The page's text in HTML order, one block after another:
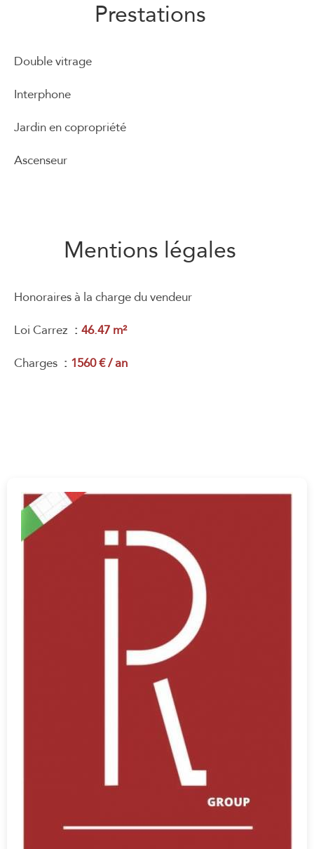
Prestations
Double vitrage
Interphone
Jardin en copropriété
Ascenseur
Mentions légales
Honoraires à la charge du vendeur
Loi Carrez
46.47 m²
Charges
1560 € / an